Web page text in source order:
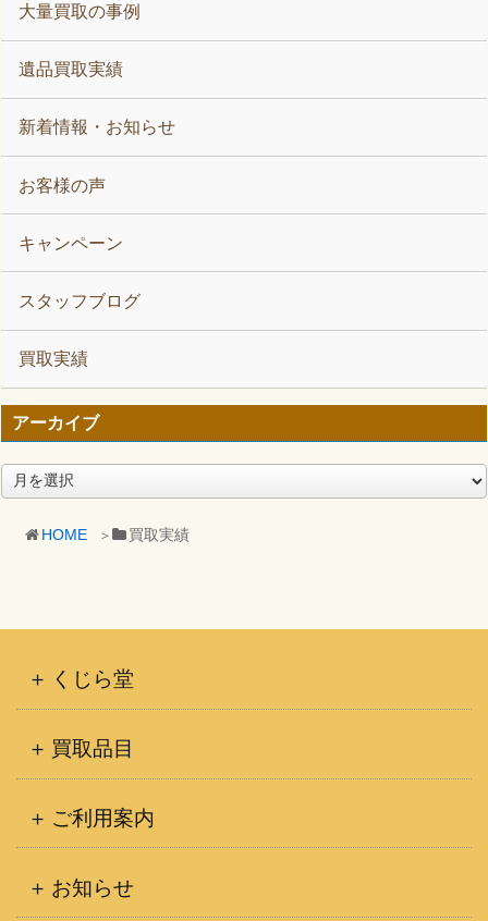
HOME 買取実績
大量買取の事例
遺品買取実績
新着情報・お知らせ
お客様の声
キャンペーン
スタッフブログ
買取実績
アーカイブ
ア
ー
くじら堂
買取品目
ご利用案内
お知らせ